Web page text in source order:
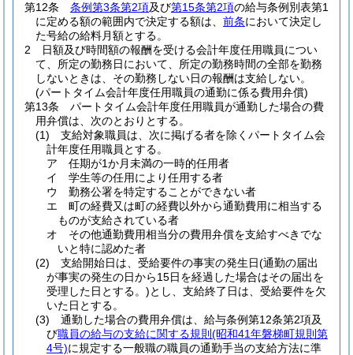
第12条
条例第3条第2項及び第15条第2項の給与条例別表第1
に定める額の範囲内で決定する額は、 前条において決定し
た号給の給料月額とする。
2
日額及び時間額の報酬を受ける会計年度任用職員につい
て、所定の勤務日において、所定の勤務時間の全部を勤務
しないときは、その勤務しない日の報酬は支給しない。
(パートタイム会計年度任用職員の通勤に係る費用弁償)
第13条
パートタイム会計年度任用職員が通勤した場合の費
用弁償は、次のとおりとする。
(1)
支給対象職員は、次に掲げる者を除くパートタイム会
計年度任用職員とする。
ア
任期が1か月未満の一時的任用者
イ
学生等の任用により任用する者
ウ
勤務公署を特定することができない者
エ
町の経費又は町の経費以外から通勤費用に相当する
ものが支給されている者
オ
その他通勤費用相当分の費用弁償を支給すべきでな
いと特に認めた者
(2)
支給開始日は、受給要件の事実の発生日(通勤の届出
が事実の発生の日から15日を経過した場合はその届出を
受理した日とする。)とし、支給終了日は、受給要件を欠
いた日とする。
(3)
通勤した場合の費用弁償は、給与条例第12条第2項及
び職員の給与の支給に関する規則 (昭和41年磐梯町規則第
4号)に規定する一般職の職員の通勤手当の支給方法に準